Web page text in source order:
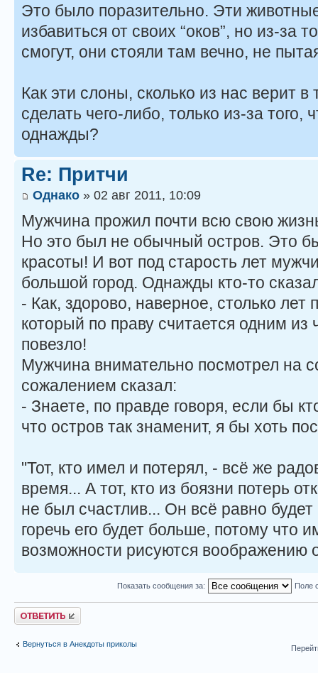
Это было поразительно. Эти
избавиться от своих “оков”, но из-за
смогут, они стояли там вечно, не
Как эти слоны, сколько из нас верит
сделать чего-либо, только из-за того,
однажды?
Re: Притчи
Однако » 02 авг 2011, 10:09
Мужчина прожил почти всю свою
Но это был не обычный остров. Это
красоты! И вот под старость лет
большой город. Однажды кто-то
- Как, здорово, наверное, столько лет
который по праву считается одним из
повезло!
Мужчина внимательно посмотрел на
сожалением сказал:
- Знаете, по правде говоря, если бы
что остров так знаменит, я бы хоть
"Тот, кто имел и потерял, - всё же
время... А тот, кто из боязни потерь
не был счастлив... Он всё равно будет
горечь его будет больше, потому что
возможности рисуются воображению
Показать сообщения за: Поле
Ответить
Вернуться в Анекдоты приколы